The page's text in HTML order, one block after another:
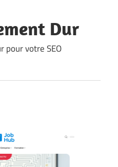
Dur
pour votre SEO